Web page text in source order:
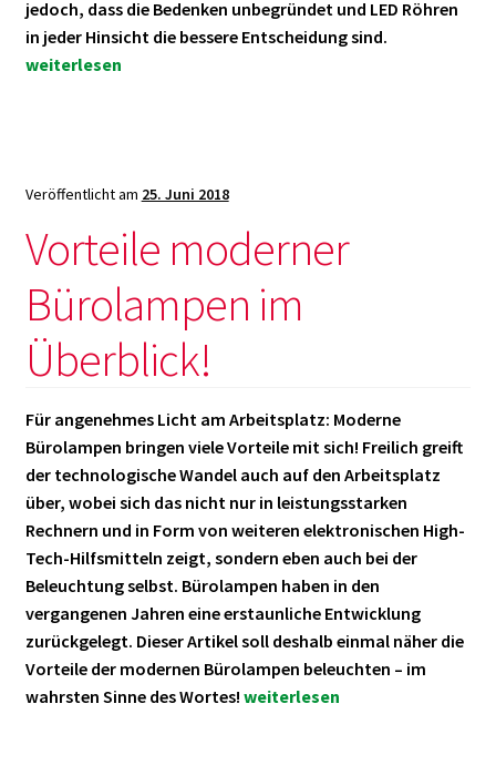
jedoch, dass die Bedenken unbegründet und LED Röhren
in jeder Hinsicht die bessere Entscheidung sind.LED
weiterlesen
Veröffentlicht am 25. Juni 2018
Vorteile moderner
Bürolampen im
Überblick!
Für angenehmes Licht am Arbeitsplatz: Moderne
Bürolampen bringen viele Vorteile mit sich! Freilich greift
der technologische Wandel auch auf den Arbeitsplatz
über, wobei sich das nicht nur in leistungsstarken
Rechnern und in Form von weiteren elektronischen High-
Tech-Hilfsmitteln zeigt, sondern eben auch bei der
Beleuchtung selbst. Bürolampen haben in den
vergangenen Jahren eine erstaunliche Entwicklung
zurückgelegt. Dieser Artikel soll deshalb einmal näher die
Vorteile der modernen Bürolampen beleuchten – im
wahrsten Sinne des Wortes! Vorteile
weiterlesen